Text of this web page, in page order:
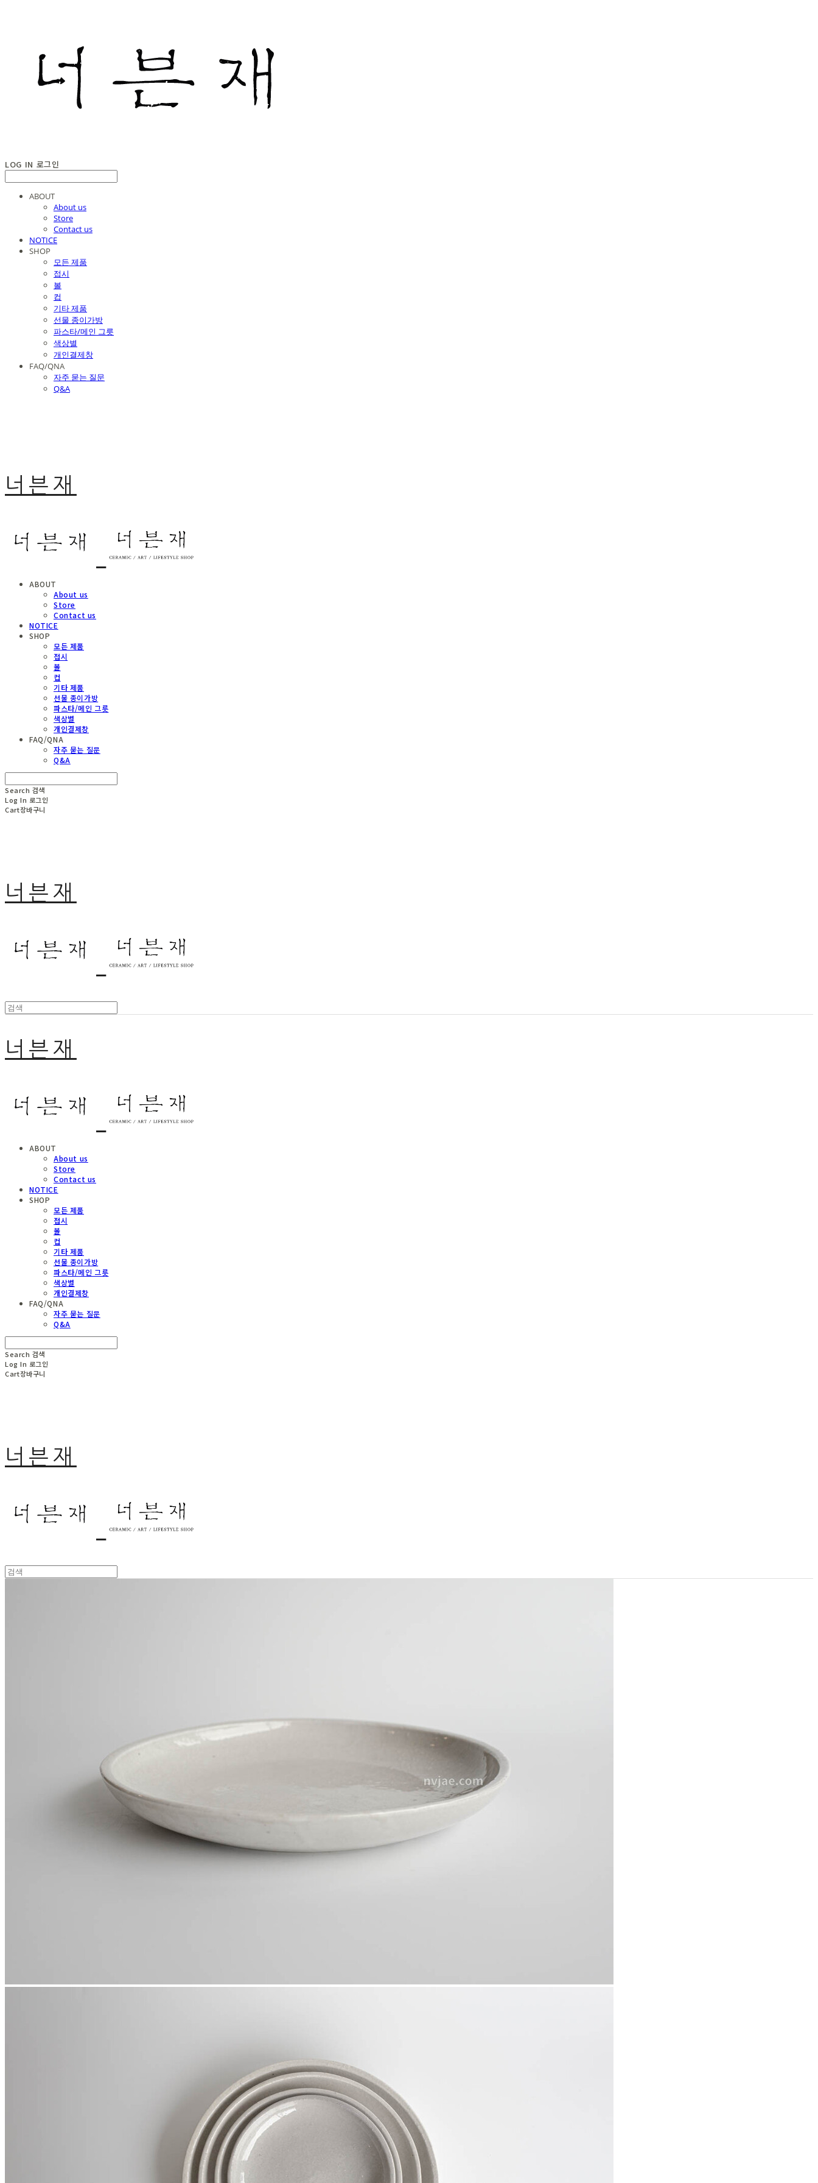
LOG IN 로그인
ABOUT
About us
Store
Contact us
NOTICE
SHOP
모든 제품
접시
볼
컵
기타 제품
선물 종이가방
파스타/메인 그릇
색상별
개인결제창
FAQ/QNA
자주 묻는 질문
Q&A
너븐재
ABOUT
About us
Store
Contact us
NOTICE
SHOP
모든 제품
접시
볼
컵
기타 제품
선물 종이가방
파스타/메인 그릇
색상별
개인결제창
FAQ/QNA
자주 묻는 질문
Q&A
Search 검색
Log In 로그인
Cart장바구니
너븐재
너븐재
ABOUT
About us
Store
Contact us
NOTICE
SHOP
모든 제품
접시
볼
컵
기타 제품
선물 종이가방
파스타/메인 그릇
색상별
개인결제창
FAQ/QNA
자주 묻는 질문
Q&A
Search 검색
Log In 로그인
Cart장바구니
너븐재